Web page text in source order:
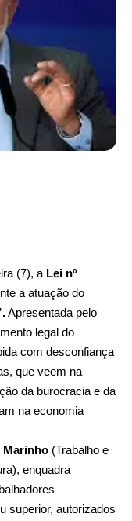
(7), a Lei nº
a atuação do
Apresentada pelo
legal do
com desconfiança
que veem na
da burocracia e da
na economia
Marinho (Trabalho e
enquadra
superior, autorizados